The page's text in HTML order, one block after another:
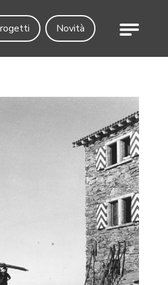
Novità Menu